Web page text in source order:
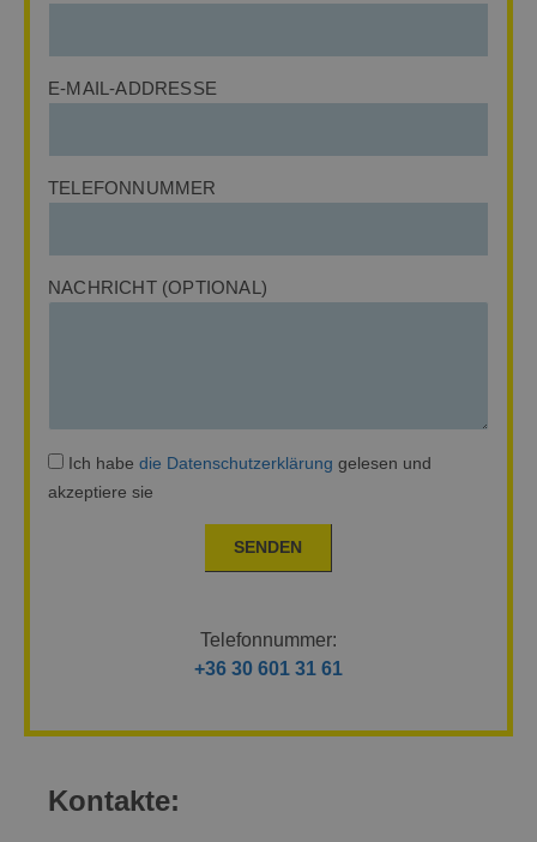
E-MAIL-ADDRESSE
TELEFONNUMMER
NACHRICHT (OPTIONAL)
Ich habe die Datenschutzerklärung gelesen und
akzeptiere sie
SENDEN
Telefonnummer:
+36 30 601 31 61
Kontakte: